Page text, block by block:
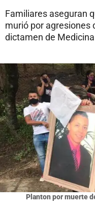
Familiares aseguran
murió por agresiones
dictamen de
Planton por muerte